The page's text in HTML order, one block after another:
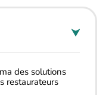
des solutions
restaurateurs